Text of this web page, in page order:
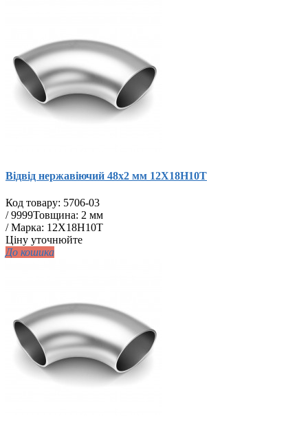
Відвід нержавіючий 48х2 мм 12Х18Н10Т
Код товару: 5706-03
/9999Товщина: 2 мм
/ Марка: 12Х18Н10Т
Ціну уточнюйте
До кошика